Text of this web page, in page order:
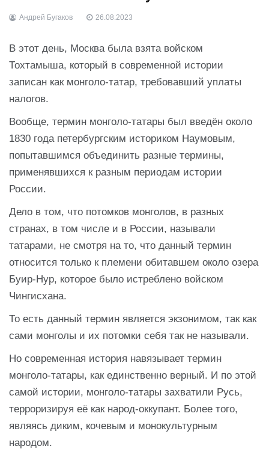
Андрей Бугаков 26.08.2023
В этот день, Москва была взята войском
Тохтамыша, который в современной истории
записан как монголо-татар, требовавший уплаты
налогов.
Вообще, термин монголо-татары был введён около
1830 года петербургским историком Наумовым,
попытавшимся объединить разные термины,
применявшихся к разным периодам истории
России.
Дело в том, что потомков монголов, в разных
странах, в том числе и в России, называли
татарами, не смотря на то, что данный термин
относится только к племени обитавшем около озера
Буир-Нур, которое было истреблено войском
Чингисхана.
То есть данный термин является экзонимом, так как
сами монголы и их потомки себя так не называли.
Но современная история навязывает термин
монголо-татары, как единственно верный. И по этой
самой истории, монголо-татары захватили Русь,
терроризируя её как народ-оккупант. Более того,
являясь диким, кочевым и монокультурным
народом.